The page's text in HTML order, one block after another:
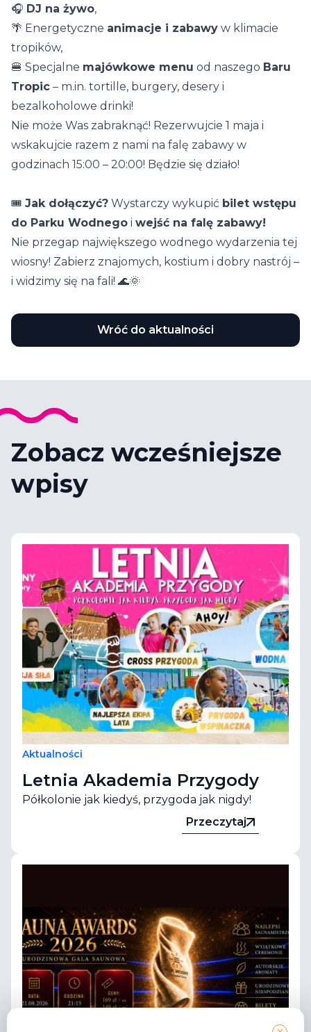
🎧 DJ na żywo,
🌴 Energetyczne animacje i zabawy w klimacie
tropików,
🍔 Specjalne majówkowe menu od naszego Baru
Tropic – m.in. tortille, burgery, desery i
bezalkoholowe drinki!
Nie może Was zabraknąć! Rezerwujcie 1 maja i
wskakujcie razem z nami na falę zabawy w
godzinach 15:00 – 20:00! Będzie się działo!
🎟️ Jak dołączyć? Wystarczy wykupić bilet wstępu
do Parku Wodnego i wejść na falę zabawy!
Nie przegap największego wodnego wydarzenia tej
wiosny! Zabierz znajomych, kostium i dobry nastrój –
i widzimy się na fali! 🌊🌞
Wróć do aktualności
Zobacz wcześniejsze
wpisy
Aktualności
Letnia Akademia Przygody
Półkolonie jak kiedyś, przygoda jak nigdy!
Przeczytaj